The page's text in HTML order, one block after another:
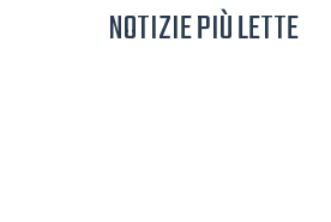
NOTIZIE PIÙ LETTE